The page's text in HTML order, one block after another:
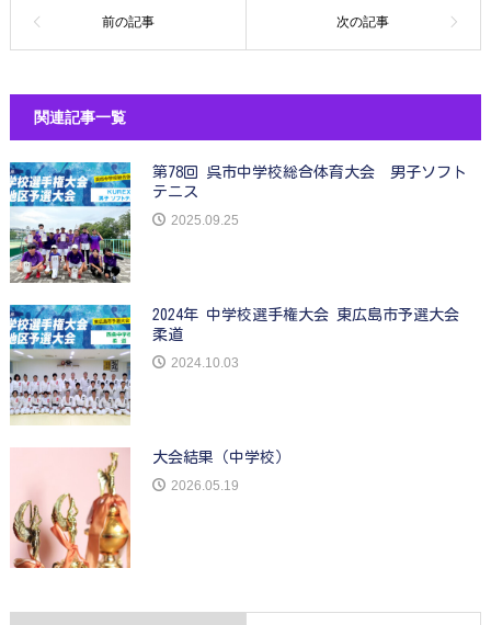
関連記事一覧
第78回 呉市中学校総合体育大会 男子ソフト
テニス
2025.09.25
2024年 中学校選手権大会 東広島市予選大会
柔道
2024.10.03
大会結果（中学校）
2026.05.19